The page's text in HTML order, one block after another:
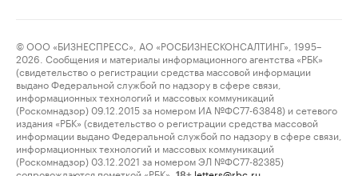
© ООО «БИЗНЕСПРЕСС», АО «РОСБИЗНЕСКОНСАЛТИНГ», 1995–
2026. Сообщения и материалы информационного агентства «РБК»
(свидетельство о регистрации средства массовой информации
выдано Федеральной службой по надзору в сфере связи,
информационных технологий и массовых коммуникаций
(Роскомнадзор) 09.12.2015 за номером ИА №ФС77-63848) и сетевого
издания «РБК» (свидетельство о регистрации средства массовой
информации выдано Федеральной службой по надзору в сфере связи,
информационных технологий и массовых коммуникаций
(Роскомнадзор) 03.12.2021 за номером ЭЛ №ФС77-82385)